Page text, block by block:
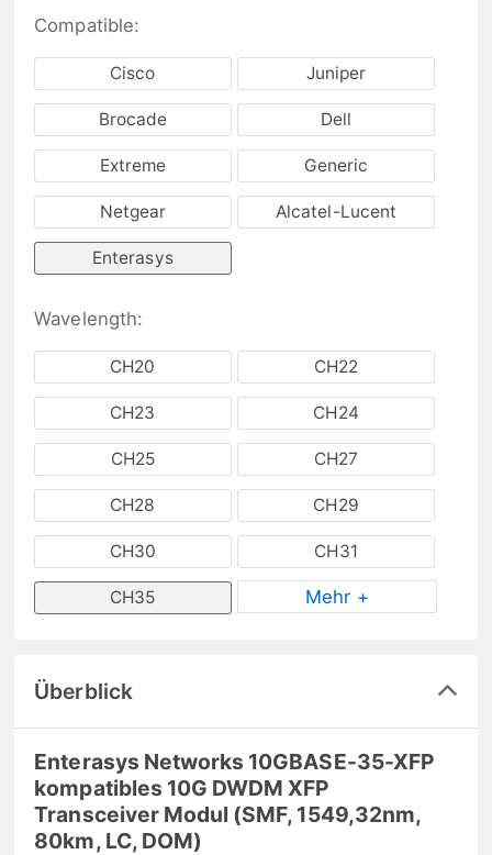
Compatible:
Cisco Juniper
Brocade Dell
Extreme Generic
Netgear Alcatel-Lucent
Enterasys
Wavelength:
CH20 CH22
CH23 CH24
CH25 CH27
CH28 CH29
CH30 CH31
CH35 Mehr +
Überblick
Enterasys Networks 10GBASE-35-XFP
kompatibles 10G DWDM XFP
Transceiver Modul (SMF, 1549,32nm,
80km, LC, DOM)